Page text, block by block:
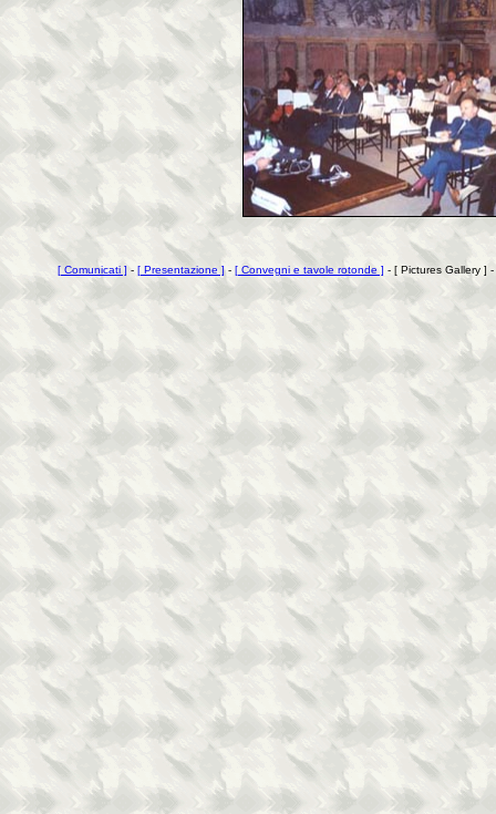
[ Comunicati ] - [ Presentazione ]- [ Convegni e tavole rotonde ] - [ Pictures Gallery ] -